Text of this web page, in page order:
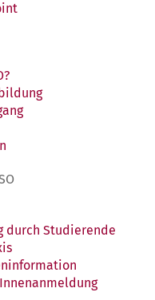
durch Studierende